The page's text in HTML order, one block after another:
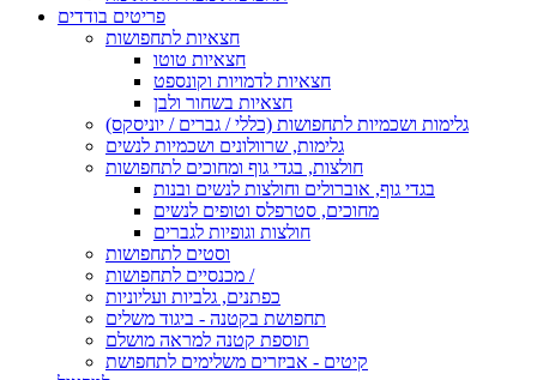
פריטים בודדים
חצאיות לתחפושות
חצאיות טוטו
חצאיות לדמויות וקונספט
חצאיות בשחור ולבן
גלימות ושכמיות לתחפושות (כללי / גברים / יוניסקס)
גלימות, שרוולונים ושכמיות לנשים
חולצות, בגדי גוף ומחוכים לתחפושות
בגדי גוף, אוברולים וחולצות לנשים ובנות
מחוכים, סטרפלס וטופים לנשים
חולצות וגופיות לגברים
וסטים לתחפושות
מכנסיים לתחפושות /
כפתנים, גלביות ועליוניות
תחפושת בקטנה - ביגוד משלים
תוספת קטנה למראה מושלם
קיטים - אביזרים משלימים לתחפושת